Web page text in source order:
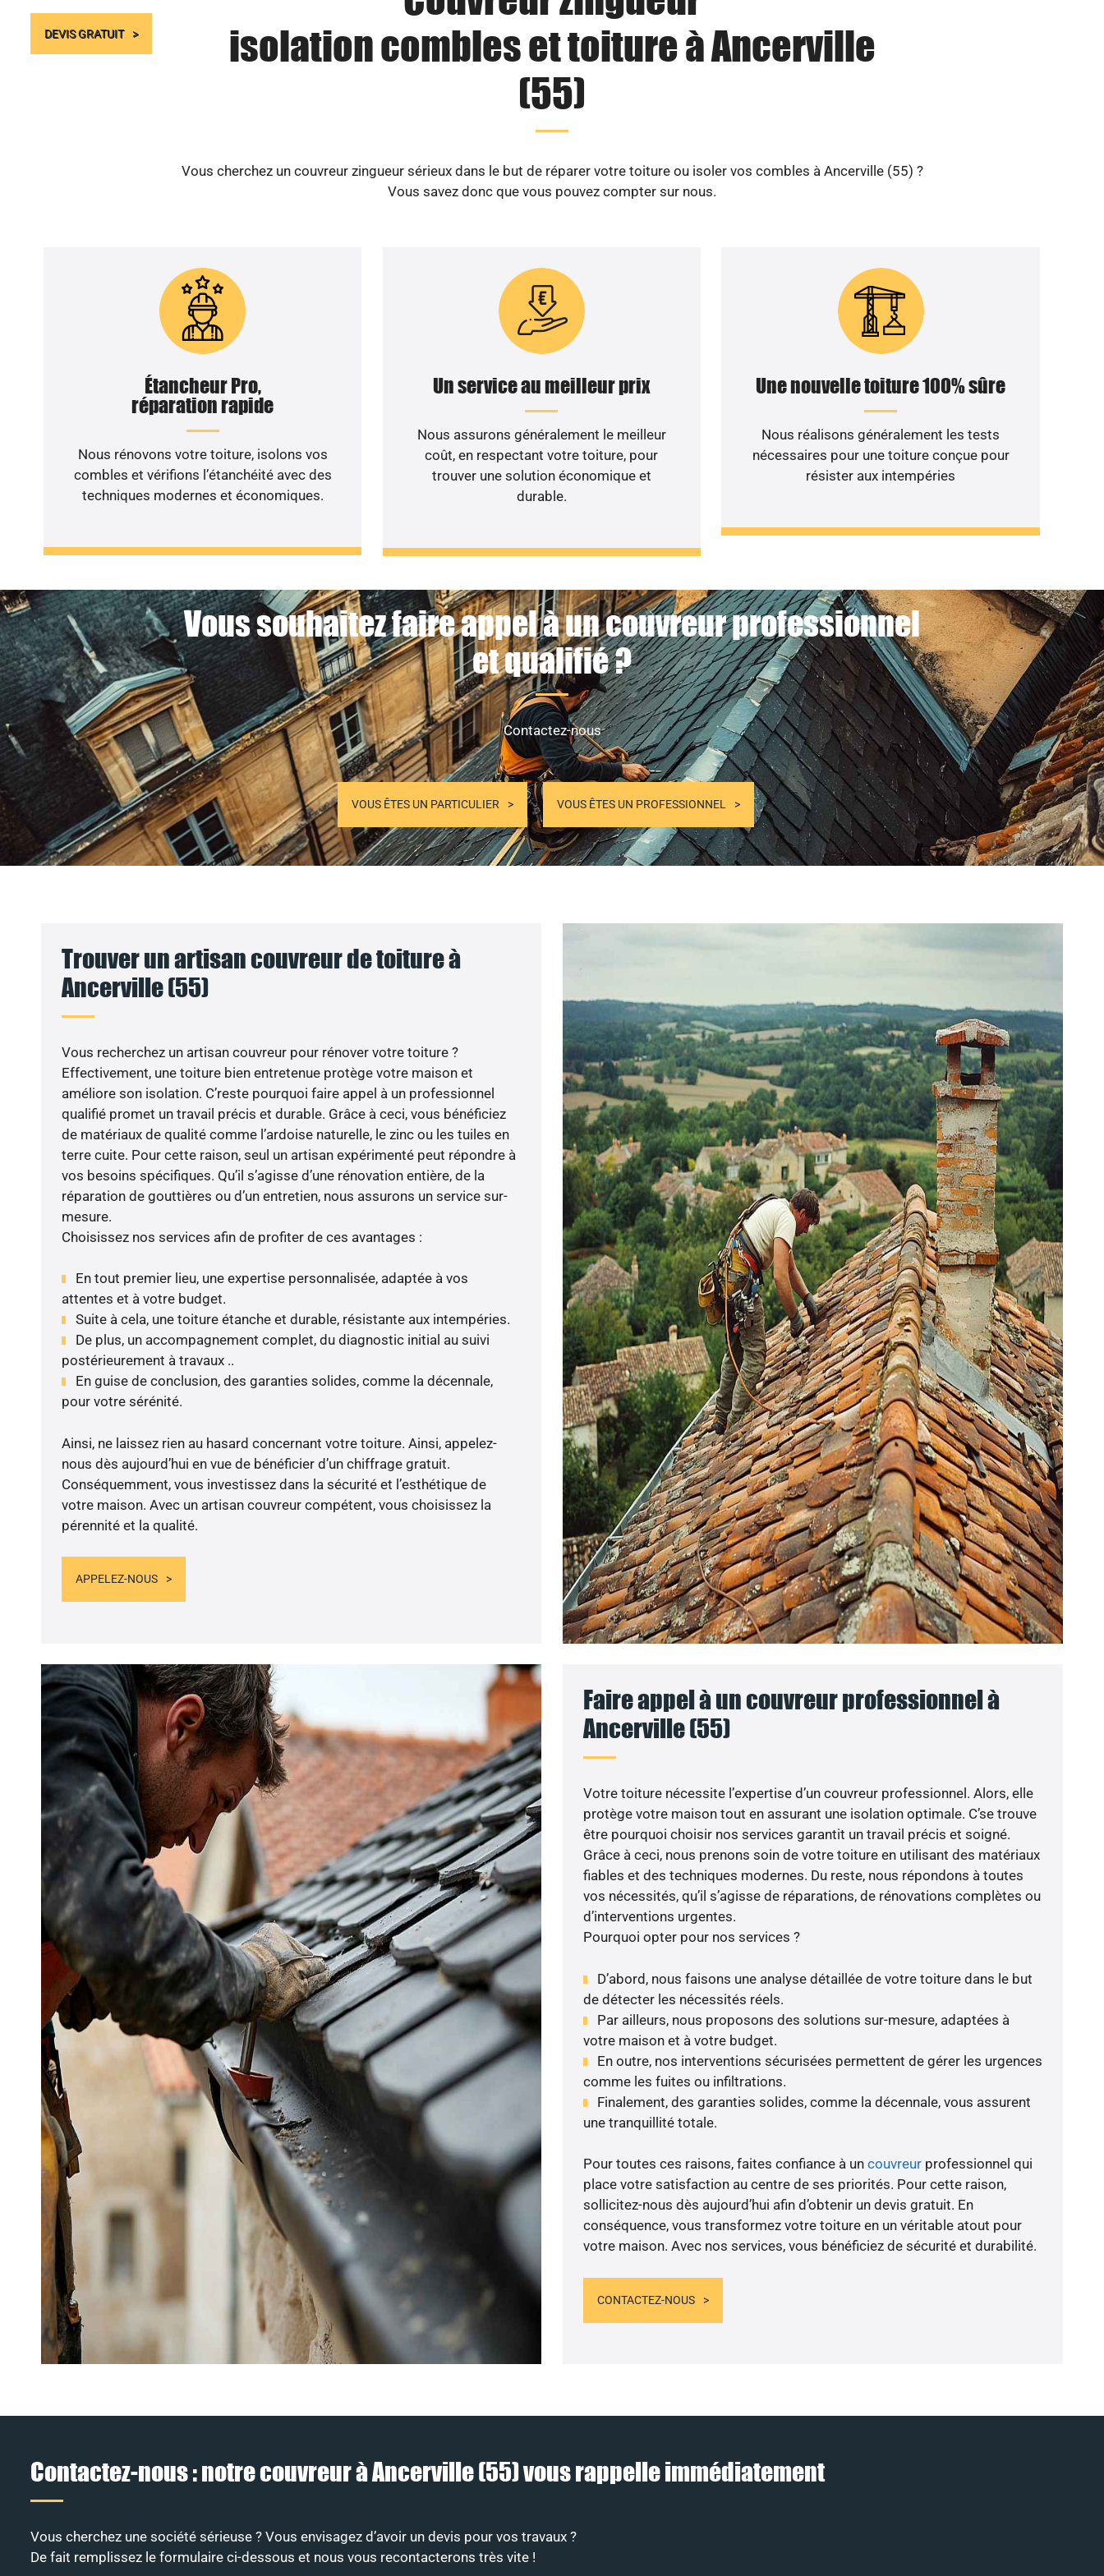
DEVIS GRATUIT
isolation combles et toiture à Ancerville
(55)
Vous cherchez un couvreur zingueur sérieux dans le but de réparer votre toiture ou isoler vos combles à Ancerville (55) ?
Vous savez donc que vous pouvez compter sur nous.
Étancheur Pro,
réparation rapide
Nous rénovons votre toiture, isolons vos
combles et vérifions l’étanchéité avec des
techniques modernes et économiques.
Un service au meilleur prix
Nous assurons généralement le meilleur
coût, en respectant votre toiture, pour
trouver une solution économique et
durable.
Une nouvelle toiture 100% sûre
Nous réalisons généralement les tests
nécessaires pour une toiture conçue pour
résister aux intempéries
Vous souhaitez faire appel à un couvreur professionnel
et qualifié ?
Contactez-nous
VOUS ÊTES UN PARTICULIER VOUS ÊTES UN PROFESSIONNEL
Trouver un artisan couvreur de toiture à
Ancerville (55)
Vous recherchez un artisan couvreur pour rénover votre toiture ?
Effectivement, une toiture bien entretenue protège votre maison et
améliore son isolation. C’reste pourquoi faire appel à un professionnel
qualifié promet un travail précis et durable. Grâce à ceci, vous bénéficiez
de matériaux de qualité comme l’ardoise naturelle, le zinc ou les tuiles en
terre cuite. Pour cette raison, seul un artisan expérimenté peut répondre à
vos besoins spécifiques. Qu’il s’agisse d’une rénovation entière, de la
réparation de gouttières ou d’un entretien, nous assurons un service sur-
mesure.
Choisissez nos services afin de profiter de ces avantages :
En tout premier lieu, une expertise personnalisée, adaptée à vos
attentes et à votre budget.
Suite à cela, une toiture étanche et durable, résistante aux intempéries.
De plus, un accompagnement complet, du diagnostic initial au suivi
postérieurement à travaux ..
En guise de conclusion, des garanties solides, comme la décennale,
pour votre sérénité.
Ainsi, ne laissez rien au hasard concernant votre toiture. Ainsi, appelez-
nous dès aujourd’hui en vue de bénéficier d’un chiffrage gratuit.
Conséquemment, vous investissez dans la sécurité et l’esthétique de
votre maison. Avec un artisan couvreur compétent, vous choisissez la
pérennité et la qualité.
APPELEZ-NOUS
Faire appel à un couvreur professionnel à
Ancerville (55)
Votre toiture nécessite l’expertise d’un couvreur professionnel. Alors, elle
protège votre maison tout en assurant une isolation optimale. C’se trouve
être pourquoi choisir nos services garantit un travail précis et soigné.
Grâce à ceci, nous prenons soin de votre toiture en utilisant des matériaux
fiables et des techniques modernes. Du reste, nous répondons à toutes
vos nécessités, qu’il s’agisse de réparations, de rénovations complètes ou
d’interventions urgentes.
Pourquoi opter pour nos services ?
D’abord, nous faisons une analyse détaillée de votre toiture dans le but
de détecter les nécessités réels.
Par ailleurs, nous proposons des solutions sur-mesure, adaptées à
votre maison et à votre budget.
En outre, nos interventions sécurisées permettent de gérer les urgences
comme les fuites ou infiltrations.
Finalement, des garanties solides, comme la décennale, vous assurent
une tranquillité totale.
Pour toutes ces raisons, faites confiance à un couvreurprofessionnel qui
place votre satisfaction au centre de ses priorités. Pour cette raison,
sollicitez-nous dès aujourd’hui afin d’obtenir un devis gratuit. En
conséquence, vous transformez votre toiture en un véritable atout pour
votre maison. Avec nos services, vous bénéficiez de sécurité et durabilité.
CONTACTEZ-NOUS
Contactez-nous : notre couvreur à Ancerville (55) vous rappelle immédiatement
Vous cherchez une société sérieuse ? Vous envisagez d’avoir un devis pour vos travaux ?
De fait remplissez le formulaire ci-dessous et nous vous recontacterons très vite !